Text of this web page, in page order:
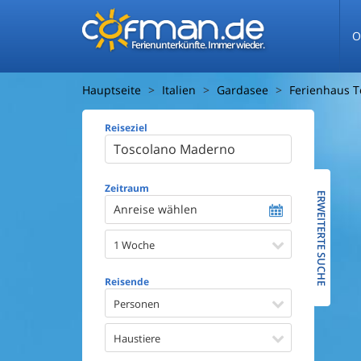
Ferienunterkünfte. Immer wieder.
Hauptseite Italien Gardasee Ferienhaus
Reiseziel
Zeitraum
Anreise wählen
1 Woche
Reisende
Personen
Haustiere
Ausstattung
Whirlpool
ERWEITERTE SUCHE